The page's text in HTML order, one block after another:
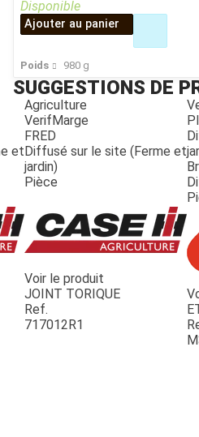
Poids 980 g
Disponible
Ajouter au panier
SUGGESTIONS DE
et
Agriculture
VerifMarge
FRED
Diffusé sur le site (Ferme et
jardin)
Pièce
Voir le produit
JOINT TORIQUE
Ref.
717012R1